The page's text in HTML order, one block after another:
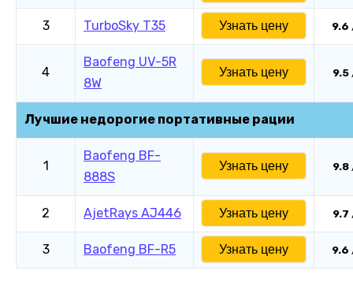
3 TurboSky T35 Узнать цену 9.6
4
Baofeng UV-5R
8W
Узнать цену 9.5
Лучшие недорогие портативные рации
1
Baofeng BF-
888S
Узнать цену 9.8
2 AjetRays AJ446 Узнать цену 9.7
3 Baofeng BF-R5 Узнать цену 9.6